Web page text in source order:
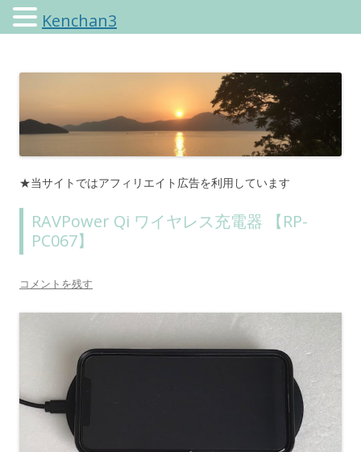
けんちゃんさんのブログ
★当サイトではアフィリエイト広告を利用しています
RAVPower Qi ワイヤレス充電器 【RP-
PC067】
コメントを残す
Kenchan3